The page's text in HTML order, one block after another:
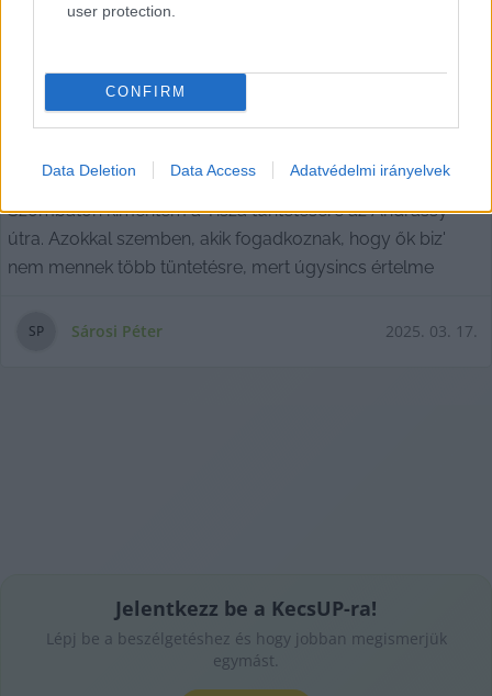
user protection.
CONFIRM
Data Deletion Data Access Adatvédelmi irányelvek
demonstrációjáról (vélemény)
Szombaton kimentem a Tisza tüntetésére az Andrássy
útra. Azokkal szemben, akik fogadkoznak, hogy ők biz'
nem mennek több tüntetésre, mert úgysincs értelme
SP Sárosi Péter 2025. 03. 17.
Jelentkezz be a KecsUP-ra!
Lépj be a beszélgetéshez és hogy jobban megismerjük
egymást.